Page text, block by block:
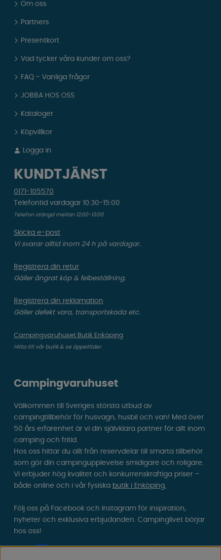
Om oss
Partners
Presentkort
Vad tycker våra kunder om oss?
FAQ - Vanliga frågor
JOBBA HOS OSS
Kataloger
Köpvillkor
Logga in
KUNDTJÄNST
0171-105570
Telefontid vardagar 10:30-15:00
Telefon stängd mellan 12:00-13:00
Skicka e-post
Vi svarar alltid inom 24 h på vardagar.
Registrera din retur
Gäller ångrat köp & felbeställning.
Registrera din reklamation
Gäller defekt vara, transportskada etc.
Campingvaruhuset Butik Enköping
Hitta till vår butik & se öppettider
Campingvaruhuset
Välkommen till Sveriges största utbud av
campingtillbehör för husvagn, husbil och van! Med över
50 års erfarenhet är vi din självklara partner för allt inom
camping och fritid.
Hos oss hittar du allt från reservdelar till smarta tillbehör
som gör din campingupplevelse smidigare och roligare.
Vi erbjuder hög kvalitet och konkurrenskraftiga priser –
både online och i vår fysiska butik i Enköping.
Följ oss på Facebook och Instagram för inspiration,
nyheter och exklusiva erbjudanden. Campinglivet börjar
hos oss!